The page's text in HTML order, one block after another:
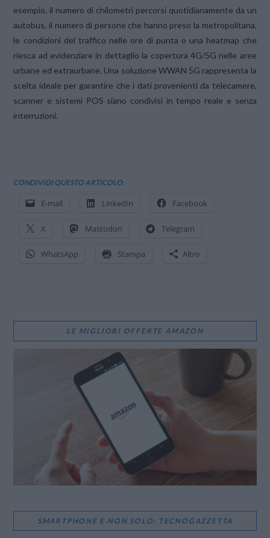
esempio, il numero di chilometri percorsi quotidianamente da un
autobus, il numero di persone che hanno preso la metropolitana,
le condizioni del traffico nelle ore di punta o una heatmap che
riesca ad evidenziare in dettaglio la copertura 4G/5G nelle aree
urbane ed extraurbane. Una soluzione WWAN 5G rappresenta la
scelta ideale per garantire che i dati provenienti da telecamere,
scanner e sistemi POS siano condivisi in tempo reale e senza
interruzioni.
CONDIVIDI QUESTO ARTICOLO:
E-mail LinkedIn Facebook
X Mastodon Telegram
WhatsApp Stampa Altro
LE MIGLIORI OFFERTE AMAZON
SMARTPHONE E NON SOLO: TECNOGAZZETTA